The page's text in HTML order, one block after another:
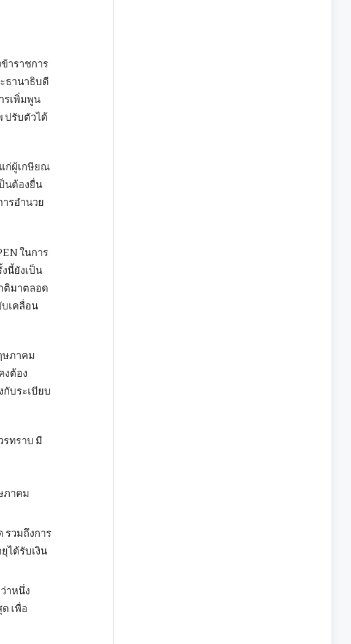
าราชการ
ธานาธิบดี
รเพิ่มพูน
ปรับตัวได้
แก่ผู้เกษียณ
นต้องยื่น
รอำนวย
ในการ
นี้ยังเป็น
ติมาตลอด
เคลื่อน
ษภาคม
งต้อง
บระเบียบ
รทราบ มี
ภาคม
รวมถึงการ
ได้รับเงิน
าหนึ่ง
เพื่อ